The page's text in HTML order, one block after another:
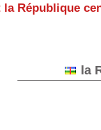
République
la